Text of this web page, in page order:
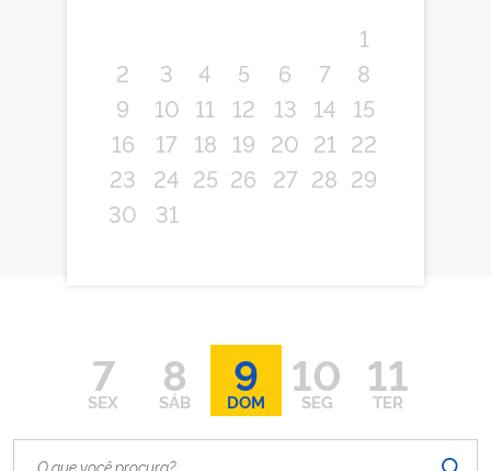
1
2
3 4 5 6 7
8
9
10 11 12 13 14
15
16
17 18 19 20 21
22
23
24 25 26 27 28 29
30
31
7
SEX
8
SÁB
9
DOM
10
SEG
11
TER